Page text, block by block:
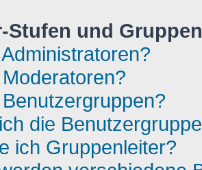
Stufen und Gruppen
die
ich Gruppenleiter?